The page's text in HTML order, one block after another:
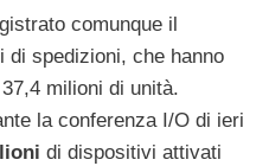
comunque il
di spedizioni, che hanno
milioni di unità.
la conferenza I/O di ieri
di dispositivi attivati